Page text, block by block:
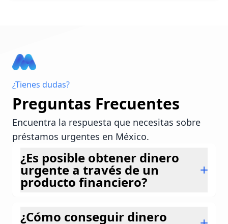
¿Tienes dudas?
Preguntas Frecuentes
Encuentra la respuesta que necesitas sobre
préstamos urgentes en México.
¿Es posible obtener dinero
urgente a través de un
producto financiero?
través de un producto financiero. Si eliges la
¿Cómo conseguir dinero